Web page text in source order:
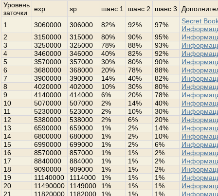
Уровень
заточки
exp sp шанс 1 шанс 2 шанс 3
1 3060000 306000 82% 92% 97%
Secret
2
3150000 315000 80% 90% 95%
3
3250000 325000 78% 88% 93%
4
3460000 346000 40% 82% 92%
5
3570000 357000 30% 80% 90%
6
3680000 368000 20% 78% 88%
7
3900000 390000 14% 40% 82%
8
4020000 402000 10% 30% 80%
9
4140000 414000 6% 20% 78%
10
5070000 507000 2% 14% 40%
11
5230000 523000 2% 10% 30%
12
5380000 538000 2% 6% 20%
13
6590000 659000 1% 2% 14%
14
6800000 680000 1% 2% 10%
15
6990000 699000 1% 2% 6%
16
8570000 857000 1% 1% 2%
17
8840000 884000 1% 1% 2%
18
9090000 909000 1% 1% 2%
19
11140000 1114000 1% 1% 1%
20
11490000 1149000 1% 1% 1%
21
11820000 1182000 1% 1% 1%